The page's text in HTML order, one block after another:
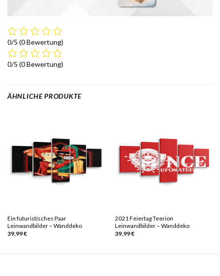
0/5 (0 Bewertung)
0/5 (0 Bewertung)
ÄHNLICHE PRODUKTE
Ein futuristisches Paar
Leinwandbilder – Wanddeko
39,99€
2021 Feiertag Teerion
Leinwandbilder – Wanddeko
39,99€